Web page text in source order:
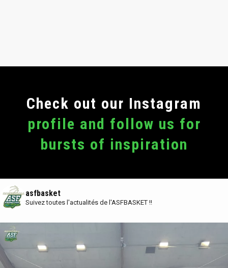
Сheck out our Instagram
profile and follow us for
bursts of inspiration
asfbasket
Suivez toutes l'actualités de l'ASFBASKET !!